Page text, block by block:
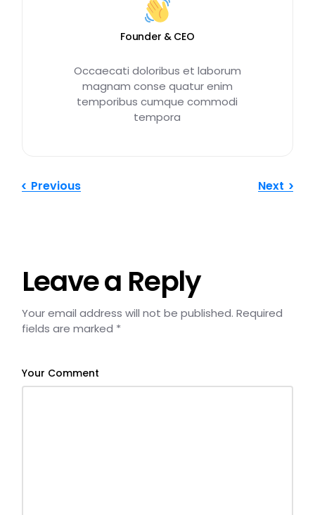
Founder & CEO
Occaecati doloribus et laborum
magnam conse quatur enim
temporibus cumque commodi
tempora
Previous Next
Leave a Reply
Your email address will not be published. Required
fields are marked *
Your Comment